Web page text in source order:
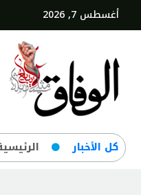
أغسطس 7, 2026
کل‌ الأخبار